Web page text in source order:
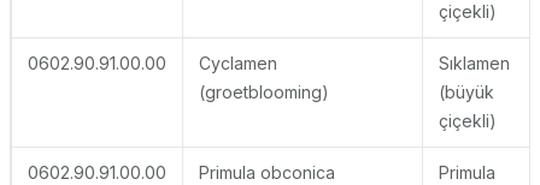
çiçekli)
0602.90.91.00.00
Cyclamen
(groetblooming)
Sıklamen
(büyük
çiçekli)
0602.90.91.00.00 Primula obconica
Primula